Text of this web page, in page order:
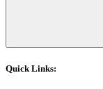
Quick Links: